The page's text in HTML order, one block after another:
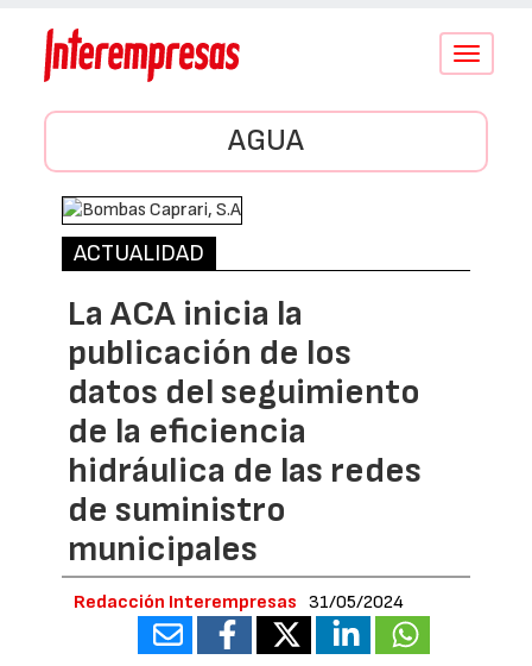
Conmutar
AGUA
ACTUALIDAD
La ACA inicia la
publicación de los
datos del seguimiento
de la eficiencia
hidráulica de las redes
de suministro
municipales
Redacción Interempresas 31/05/2024